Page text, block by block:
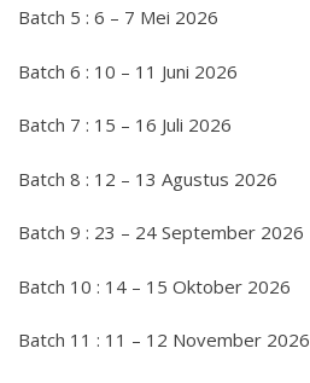
Batch 5 : 6 – 7 Mei 2026
Batch 6 : 10 – 11 Juni 2026
Batch 7 : 15 – 16 Juli 2026
Batch 8 : 12 – 13 Agustus 2026
Batch 9 : 23 – 24 September 2026
Batch 10 : 14 – 15 Oktober 2026
Batch 11 : 11 – 12 November 2026